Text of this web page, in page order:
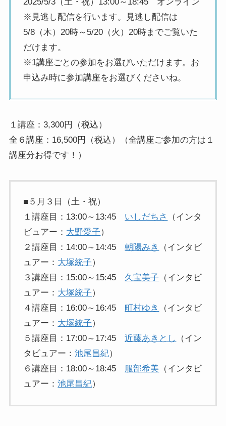
※見逃し配信を行います。見逃し配信は
5/8（木）20時～5/20（火）20時までご覧いた
だけます。
※1講座ごとの参加をお選びいただけます。お
申込み時に参加講座をお選びくださいね。
１講座：3,300円（税込）
全６講座：16,500円（税込）（全講座ご参加の方は１
講座分お得です！）
■５月３日（土・祝）
１講座目：13:00～13:45 いしだちさ
（インタ
ビュアー： 大野愛子）
２講座目：14:00～14:45朝陽みき
（インタビ
ュアー： 大塚統子）
３講座目：15:00～15:45 久宝美子 （インタビ
ュアー： 大塚統子）
４講座目：16:00～16:45 町村ゆき
（インタビ
ュアー： 大塚統子）
５講座目：17:00～17:45近藤あきとし
（イン
タビュアー：池尾昌紀）
６講座目：18:00～18:45 服部希美 （インタビ
ュアー：池尾昌紀）